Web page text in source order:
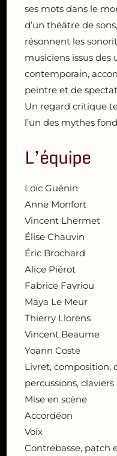
ses mots dans le
d’un théâtre de
résonnent les
musiciens issus des
contemporain,
peintre et de
Un regard critique
l’un des mythes
L’équipe
Loïc Guénin
Anne Monfort
Vincent Lhermet
Élise Chauvin
Éric Brochard
Alice Piérot
Fabrice Favriou
Maya Le Meur
Thierry Llorens
Vincent Beaume
Yoann Coste
Livret, composition,
percussions,
Mise en scène
Accordéon
Voix
Contrebasse, patch